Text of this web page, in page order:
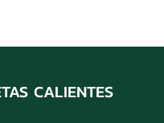
CALIENTES